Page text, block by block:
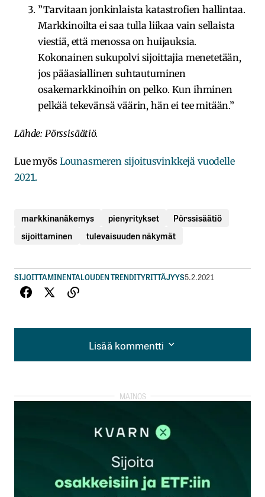
”Tarvitaan jonkinlaista katastrofien hallintaa.
Markkinoilta ei saa tulla liikaa vain sellaista
viestiä, että menossa on huijauksia.
Kokonainen sukupolvi sijoittajia menetetään,
jos pääasiallinen suhtautuminen
osakemarkkinoihin on pelko. Kun ihminen
pelkää tekevänsä väärin, hän ei tee mitään.”
Lähde: Pörssisäätiö.
Lue myös Lounasmeren sijoitusvinkkejä vuodelle
2021.
markkinanäkemys pienyritykset
Pörssisäätiö
sijoittaminen
tulevaisuuden näkymät
SIJOITTAMINENTALOUDEN TRENDITYRITTÄJYYS5.2.2021
Lisää kommentti
Lisää kommentti
kirjautua
rekisteröityä